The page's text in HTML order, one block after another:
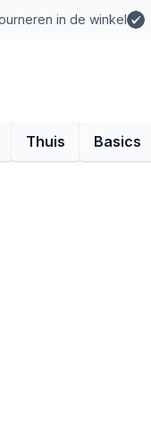
in de winkel
Thuis Basics